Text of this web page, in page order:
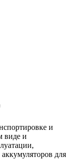
и
виде и
для